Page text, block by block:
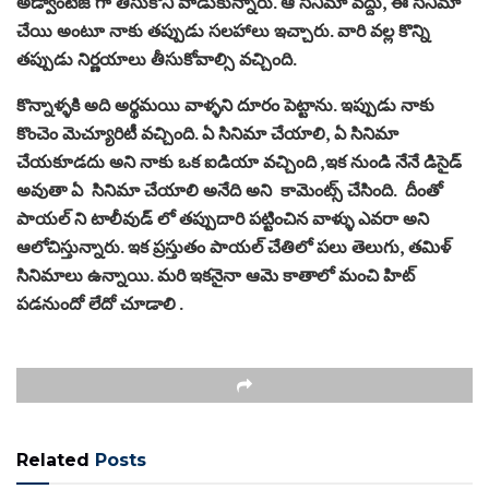
చేయి అంటూ నాకు తప్పుడు సలహాలు ఇచ్చారు. వారి వల్ల కొన్ని
తప్పుడు నిర్ణయాలు తీసుకోవాల్సి వచ్చింది.
కొన్నాళ్ళకి అది అర్థమయి వాళ్ళని దూరం పెట్టాను. ఇప్పుడు నాకు
కొంచెం మెచ్యూరిటీ వచ్చింది. ఏ సినిమా చేయాలి, ఏ సినిమా
చేయకూడదు అని నాకు ఒక ఐడియా వచ్చింది ,ఇక నుండి నేనే డిసైడ్
అవుతా ఏ సినిమా చేయాలి అనేది అని కామెంట్స్ చేసింది. దీంతో
పాయల్ ని టాలీవుడ్ లో తప్పుదారి పట్టించిన వాళ్ళు ఎవరా అని
ఆలోచిస్తున్నారు. ఇక ప్రస్తుతం పాయల్ చేతిలో పలు తెలుగు, తమిళ్
సినిమాలు ఉన్నాయి. మరి ఇకనైనా ఆమె కాతాలో మంచి హిట్
పడనుందో లేదో చూడాలి .
Related Posts